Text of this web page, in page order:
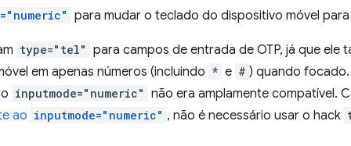
para mudar o teclado do dispositivo móvel
type="tel" para campos de entrada de OTP, já que ele
em apenas números (incluindo * e # ) quando
inputmode="numeric" não era amplamente compatível.
ao inputmode="numeric" , não é necessário usar o hack